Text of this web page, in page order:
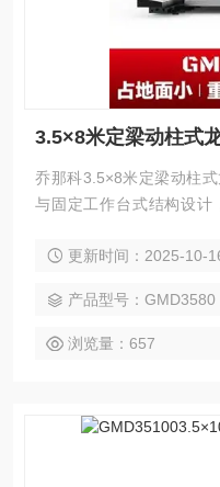
3.5×8米定梁动柱式
乔那科3.5×8米定梁动柱
与固定工作台式结构设计
模具、航空航天、船舶
选配附件铣头完成五面复合
更新时间：2025-10-
产品型号：GMD3580
浏览量：657